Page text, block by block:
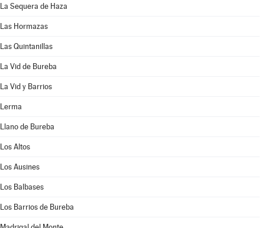
La Sequera de Haza
Las Hormazas
Las Quintanillas
La Vid de Bureba
La Vid y Barrios
Lerma
Llano de Bureba
Los Altos
Los Ausines
Los Balbases
Los Barrios de Bureba